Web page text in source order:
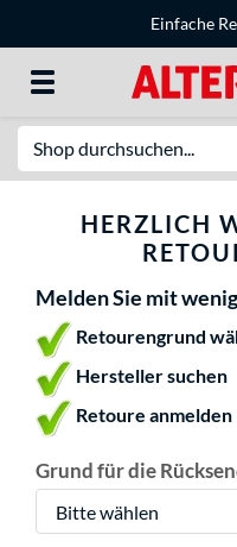
Einfache
HERZLICH
Melden Sie mit
Retourengrund
Hersteller suchen
Retoure anmelden
Grund für die